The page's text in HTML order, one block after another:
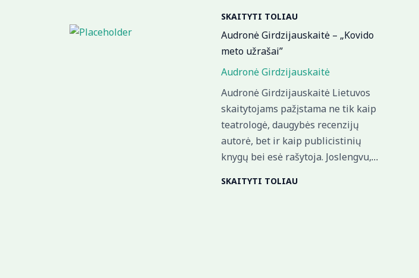
SKAITYTI TOLIAU
Audronė Girdzijauskaitė – „Kovido
meto užrašai”
Audronė Girdzijauskaitė
Audronė Girdzijauskaitė Lietuvos
skaitytojams pažįstama ne tik kaip
teatrologė, daugybės recenzijų
autorė, bet ir kaip publicistinių
knygų bei esė rašytoja. Joslengvu,…
SKAITYTI TOLIAU